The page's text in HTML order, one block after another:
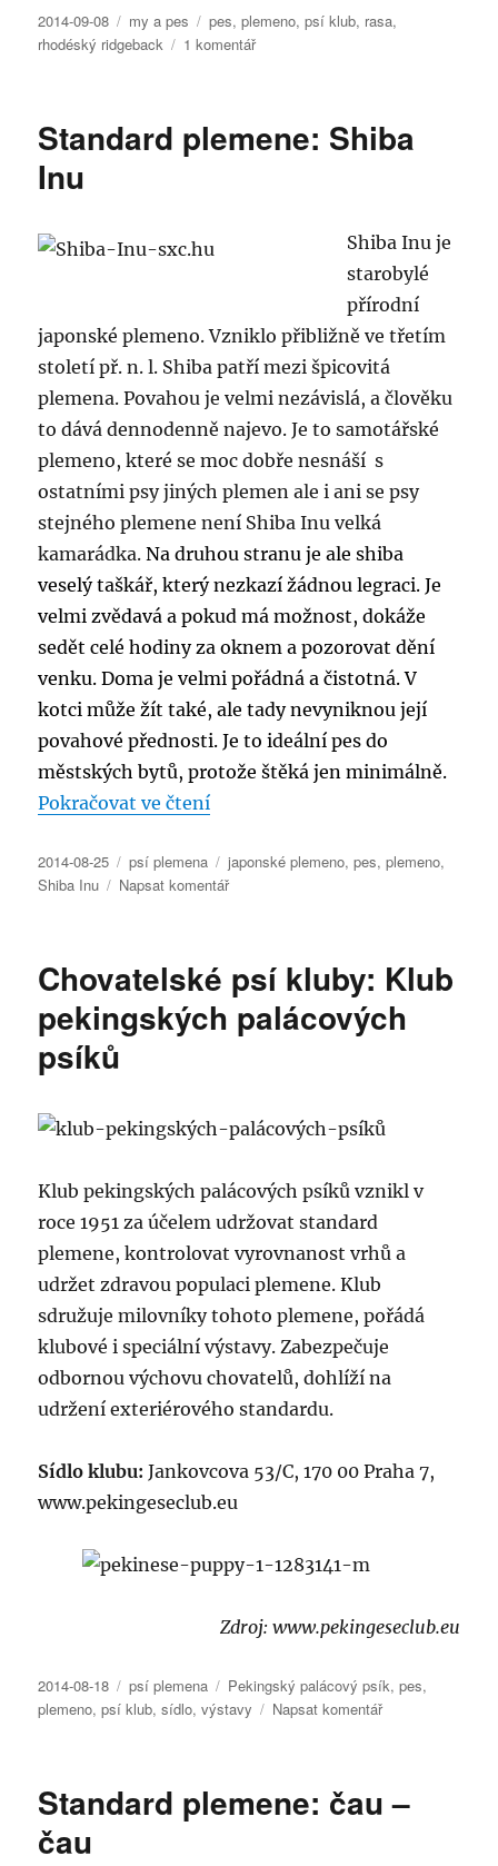
Publikováno:
2014-09-08 Rubriky:
my a pes Štítky:
pes,plemeno,psí klub, rasa,
rhodéský ridgeback
1 komentářu
Chovatelské
Standard plemene: Shiba
Inu
Shiba Inu je
starobylé
přírodní
japonské plemeno. Vzniklo přibližně ve třetím
století př. n. l. Shiba patří mezi špicovitá
plemena. Povahou je velmi nezávislá, a člověku
to dává dennodenně najevo. Je to samotářské
plemeno, které se moc dobře nesnáší s
ostatními psy jiných plemen ale i ani se psy
stejného plemene není Shiba Inu velká
kamarádka.Na druhou stranu je ale shiba
veselý taškář, který nezkazí žádnou legraci. Je
velmi zvědavá a pokud má možnost, dokáže
sedět celé hodiny za oknem a pozorovat dění
venku. Doma je velmi pořádná a čistotná. V
kotci může žít také, ale tady nevyniknou její
povahové přednosti. Je to ideální pes do
městských bytů, protože štěká jen minimálně.
Pokračovat ve čtení„Standard plemene: Shiba Inu“
Publikováno:
2014-08-25 Rubriky:
psí plemena Štítky:
japonské plemeno,pes,plemeno,
Shiba Inu
Napsat komentářpro
Standard
plemene:
Shiba
Chovatelské psí kluby: Klub
pekingských palácových
psíků
Klub pekingských palácových psíků vznikl v
roce 1951 za účelem udržovat standard
plemene, kontrolovat vyrovnanost vrhů a
udržet zdravou populaci plemene. Klub
sdružuje milovníky tohoto plemene, pořádá
klubové i speciální výstavy. Zabezpečuje
odbornou výchovu chovatelů, dohlíží na
udržení exteriérového standardu.
Sídlo klubu: Jankovcova 53/C, 170 00 Praha 7,
www.pekingeseclub.eu
Zdroj: www.pekingeseclub.eu
Publikováno:
2014-08-18 Rubriky:
psí plemena Štítky:
Pekingský palácový psík,pes,
plemeno,psí klub,sídlo,výstavy Napsat komentářpro
Chovatelské
Standard plemene: čau –
čau